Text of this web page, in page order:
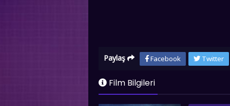
Paylaş Facebook Twitter
Film Bilgileri